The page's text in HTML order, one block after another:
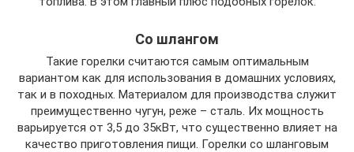
Со шлангом
Такие горелки считаются самым оптимальным
вариантом как для использования в домашних условиях,
так и в походных. Материалом для производства служит
преимущественно чугун, реже – сталь. Их мощность
варьируется от 3,5 до 35кВт, что существенно влияет на
качество приготовления пищи. Горелки со шланговым